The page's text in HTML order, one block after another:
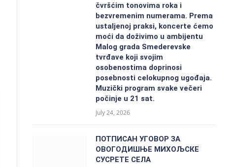
čvršćim tonovima roka i
bezvremenim numerama. Prema
ustaljenoj praksi, koncerte ćemo
moći da doživimo u ambijentu
Malog grada Smederevske
tvrđave koji svojim
osobenostima doprinosi
posebnosti celokupnog ugođaja.
Muzički program svake večeri
počinje u 21 sat.
July 24, 2026
ПОТПИСАН УГОВОР ЗА
ОВОГОДИШЊЕ МИХОЉСКЕ
СУСРЕТЕ СЕЛА